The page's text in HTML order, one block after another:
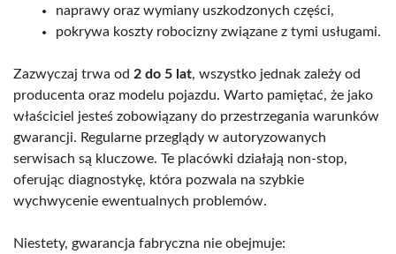
naprawy oraz wymiany uszkodzonych części,
pokrywa koszty robocizny związane z tymi usługami.
Zazwyczaj trwa od 2 do 5 lat, wszystko jednak zależy od
producenta oraz modelu pojazdu. Warto pamiętać, że jako
właściciel jesteś zobowiązany do przestrzegania warunków
gwarancji. Regularne przeglądy w autoryzowanych
serwisach są kluczowe. Te placówki działają non-stop,
oferując diagnostykę, która pozwala na szybkie
wychwycenie ewentualnych problemów.
Niestety, gwarancja fabryczna nie obejmuje: